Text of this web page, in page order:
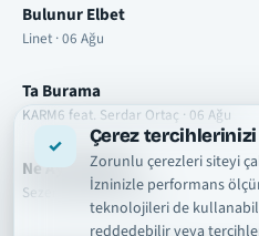
Çerez
Zorunlu çerezleri siteyi
İzninizle performans
teknolojileri de
Bulunur Elbet
Linet · 06 Ağu
Ta Burama
KARM6 feat. Serdar Ortaç · 06 Ağu
Ne Ay Geceden
Sezer Sarıgöz · 06 Ağu